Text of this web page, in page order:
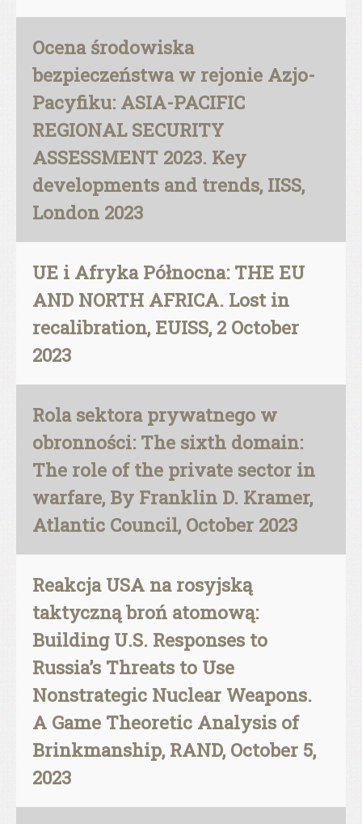
Ocena środowiska
bezpieczeństwa w rejonie Azjo-
Pacyfiku: ASIA-PACIFIC
REGIONAL SECURITY
ASSESSMENT 2023. Key
developments and trends, IISS,
London 2023
UE i Afryka Północna: THE EU
AND NORTH AFRICA. Lost in
recalibration, EUISS, 2 October
2023
Rola sektora prywatnego w
obronności: The sixth domain:
The role of the private sector in
warfare, By Franklin D. Kramer,
Atlantic Council, October 2023
Reakcja USA na rosyjską
taktyczną broń atomową:
Building U.S. Responses to
Russia’s Threats to Use
Nonstrategic Nuclear Weapons.
A Game Theoretic Analysis of
Brinkmanship, RAND, October 5,
2023